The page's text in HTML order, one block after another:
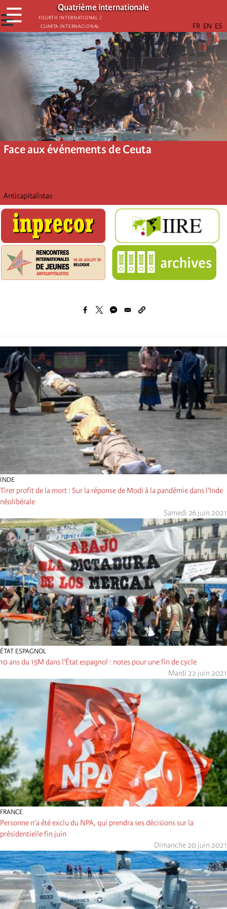
Aller
au
contenu
principal
Quatrième internationale
Fourth International /
Cuarta Internacional
☰
☰
Face aux événements de Ceuta
Anticapitalistas
INDE
Tirer profit de la mort : Sur la réponse de Modi à la pandémie dans l'Inde
néolibérale
Samedi 26 juin 2021
ÉTAT ESPAGNOL
10 ans du 15M dans l’État espagnol : notes pour une fin de cycle
Mardi 22 juin 2021
FRANCE
Personne n’a été exclu du NPA, qui prendra ses décisions sur la
présidentielle fin juin
Dimanche 20 juin 2021